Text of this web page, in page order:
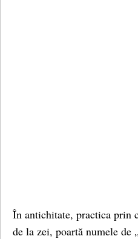
În antichitate, practica prin
de la zei, poartă numele de